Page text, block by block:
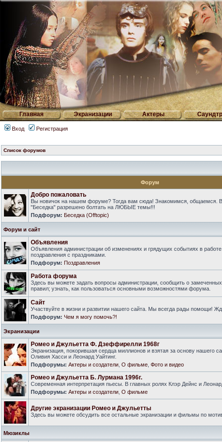
Главная Экранизации Актеры
Вход Регистрация
Список форумов
Форум
Добро пожаловать
Вы новичок на нашем форуме? Тогда вам сюда! Знакомимся, общаемся.
"Беседка" разрешено болтать на ЛЮБЫЕ темы!!!
Подфорум: Беседка (Offtopic)
Форум и сайт
Объявления
Объявления администрации об изменениях и грядущих событиях в
поздравления с праздниками.
Подфорум: Поздравления
Работа форума
Здесь вы можете задать вопросы администрации, сообщить о
правил; узнать, как пользоваться основными возможностями форума.
Сайт
Участвуйте в жизни и развитии нашего сайта. Мы всегда рады помощи!
Подфорум: Чем я могу помочь?!
Экранизации
Ромео и Джульетта Ф. Дзеффирелли 1968г
Экранизация, покорившая сердца миллионов и взятая за основу нашего
Оливия Хасси и Леонард Уайтинг.
Подфорумы: Актеры и создатели О фильме Фото и видео
Ромео и Джульетта Б. Лурмана 1996г.
Современная интерпретация пьесы. В главных ролях Клэр Дейнс и
Подфорумы: Актеры и создатели О фильме
Другие экранизации Ромео и Джульетты
Здесь вы можете обсудить все остальные экранизации и фильмы по
Мюзиклы